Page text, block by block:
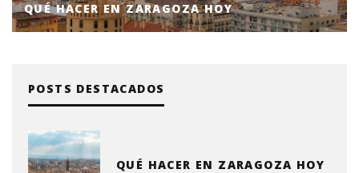
QUÉ HACER EN ZARAGOZA HOY
POSTS DESTACADOS
QUÉ HACER EN ZARAGOZA HOY